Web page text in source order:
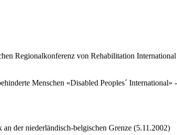
Regionalkonferenz von Rehabilitation
Menschen «Disabled Peoples´
der niederländisch-belgischen Grenze (5.11.2002)